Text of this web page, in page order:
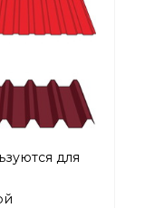
для